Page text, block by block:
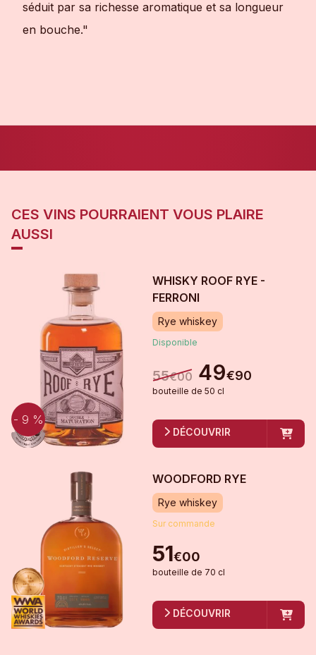
séduit par sa richesse aromatique et sa longueur
en bouche."
CES VINS POURRAIENT VOUS PLAIRE
AUSSI
- 9 %
WHISKY ROOF RYE -
FERRONI
Rye whiskey
Disponible
55€00 49€90
bouteille de 50 cl
DÉCOUVRIR
WOODFORD RYE
Rye whiskey
Sur commande
51€00
bouteille de 70 cl
DÉCOUVRIR